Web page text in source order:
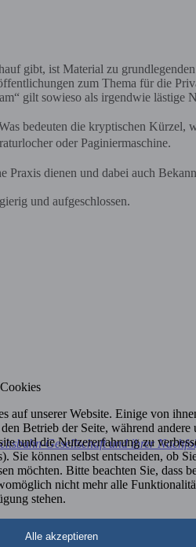
gibt, ist Material zu
zum Thema für die
gilt sowieso als irgendwie lästige
bedeuten die kryptischen Kürzel,
oder Paginiermaschine.
dienen und dabei auch
und aufgeschlossen.
Gesellschaft und ihrer
sehr schnell und reibungslos
die notwendigen Prozesse für
auf unserer Website. Einige von
Betrieb der Seite, während andere
und die Nutzererfahrung zu
Sie können selbst entscheiden, ob
möchten. Bitte beachten Sie, dass
nicht mehr alle
stehen.
Alle akzeptieren